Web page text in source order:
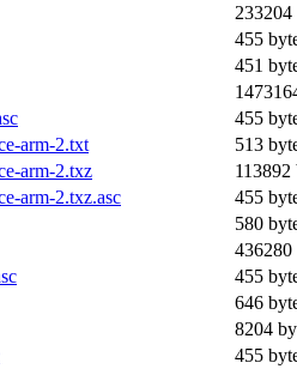
233204
455
451
455
arm-2.txt
513
arm-2.txz
113892
arm-2.txz.asc
455
580
436280
455
646
8204
455